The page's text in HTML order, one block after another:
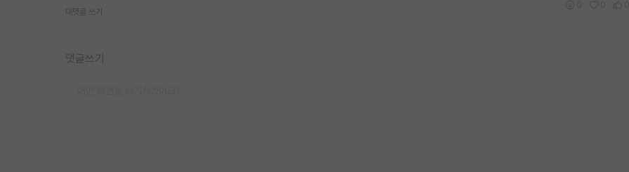
대댓글 쓰기
댓글쓰기